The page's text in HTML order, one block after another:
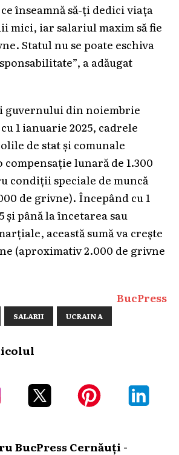
înseamnă să-ți dedici viața
mici, iar salariul maxim să fie
Statul nu se poate eschiva
a adăugat
guvernului din noiembrie
1 ianuarie 2025, cadrele
de stat și comunale
compensație lunară de 1.300
condiții speciale de muncă
de grivne). Începând cu 1
și până la încetarea sau
această sumă va crește
(aproximativ 2.000 de grivne
BucPress
SALARII UCRAIN A
BucPress Cernăuți -